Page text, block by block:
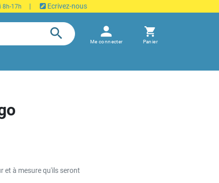
8h-17h | Ecrivez-nous
search person
Me connecter
shopping_cart
Panier
et à mesure qu'ils seront